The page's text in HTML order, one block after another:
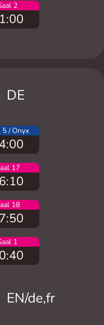
2
DE
5 / Onyx
17
18
1
EN/de,fr